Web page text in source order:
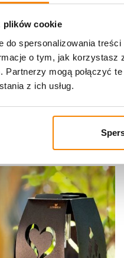
plików cookie
spersonalizowania
o tym, jak korzystasz
Partnerzy mogą połączyć
z ich usług.